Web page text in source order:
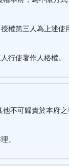
權第三人為上述使
行使著作人格權。
不可歸責於本府之
。